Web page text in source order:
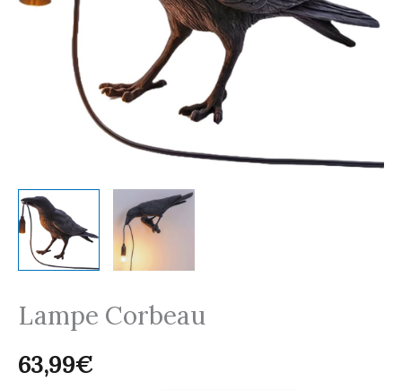
Lampe Corbeau
63,99€